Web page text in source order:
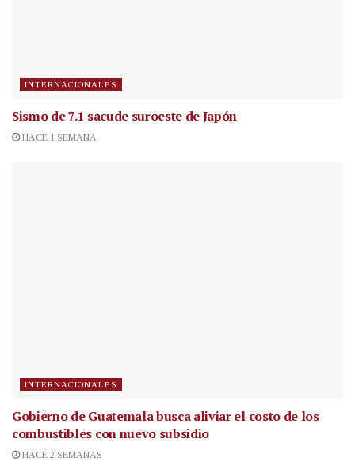
INTERNACIONALES
Sismo de 7.1 sacude suroeste de Japón
HACE 1 SEMANA
INTERNACIONALES
Gobierno de Guatemala busca aliviar el costo de los
combustibles con nuevo subsidio
HACE 2 SEMANAS